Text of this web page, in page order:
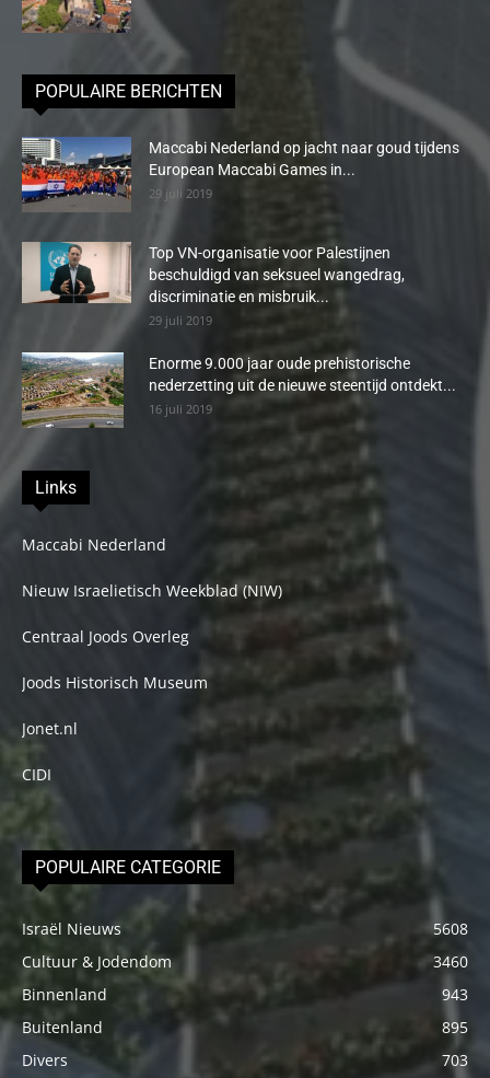
POPULAIRE BERICHTEN
Maccabi Nederland op jacht naar goud tijdens
European Maccabi Games in...
29 juli 2019
Top VN-organisatie voor Palestijnen
beschuldigd van seksueel wangedrag,
discriminatie en misbruik...
29 juli 2019
Enorme 9.000 jaar oude prehistorische
nederzetting uit de nieuwe steentijd ontdekt...
16 juli 2019
Links
Maccabi Nederland
Nieuw Israelietisch Weekblad (NIW)
Centraal Joods Overleg
Joods Historisch Museum
Jonet.nl
CIDI
POPULAIRE CATEGORIE
Israël Nieuws
5608
Cultuur & Jodendom
3460
Binnenland
943
Buitenland
895
Divers
703